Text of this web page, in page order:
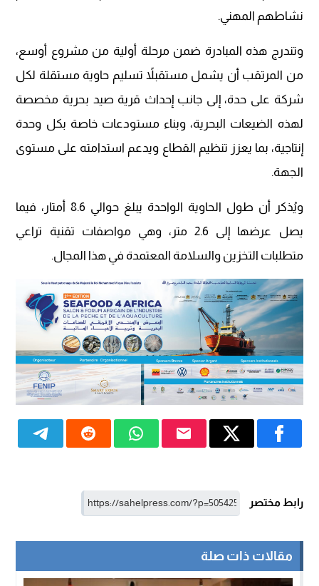
نشاطهم المهني.
وتندرج هذه المبادرة ضمن مرحلة أولية من مشروع أوسع،
من المرتقب أن يشمل مستقبلاً تسليم حاوية مستقلة لكل
شركة على حدة، إلى جانب إحداث قرية صيد بحرية مخصصة
لهذه الضيعات البحرية، وبناء مستودعات خاصة بكل وحدة
إنتاجية، بما يعزز تنظيم القطاع ويدعم استدامته على مستوى
الجهة.
ويُذكر أن طول الحاوية الواحدة يبلغ حوالي 8.6 أمتار، فيما
يصل عرضها إلى 2.6 متر، وهي مواصفات تقنية تراعي
متطلبات التخزين والسلامة المعتمدة في هذا المجال.
رابط مختصر
مقالات ذات صلة